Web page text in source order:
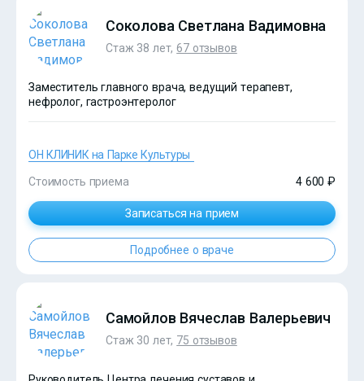
?>
Соколова Светлана Вадимовна
Стаж 38 лет,67 отзывов
Заместитель главного врача, ведущий терапевт,
нефролог, гастроэнтеролог
ОН КЛИНИК на Парке Культуры
Стоимость приема 4 600 ₽
Записаться на прием
Подробнее о враче
Самойлов Вячеслав Валерьевич
Стаж 30 лет, 75 отзывов